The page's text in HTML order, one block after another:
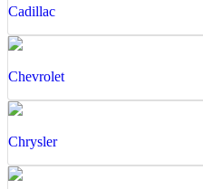
Cadillac
Chevrolet
Chrysler